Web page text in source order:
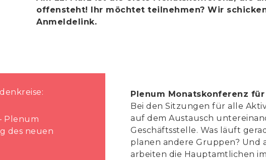
offensteht! Ihr möchtet teilnehmen? Wir
Anmeldelink.
Plenum
des neuen
Plenum Monatskonferenz
Bei den Sitzungen für alle
auf dem Austausch
Geschäftsstelle. Was läuft
planen andere Gruppen? Und
arbeiten die Hauptamtlichen